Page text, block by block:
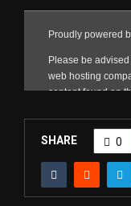
SHARE 0